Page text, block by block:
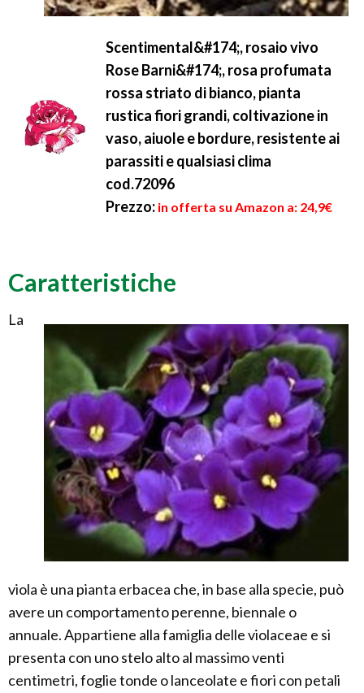
Scentimental&#174;, rosaio vivo
Rose Barni&#174;, rosa profumata
rossa striato di bianco, pianta
rustica fiori grandi, coltivazione in
vaso, aiuole e bordure, resistente ai
parassiti e qualsiasi clima
cod.72096
Prezzo: in offerta su Amazon a: 24,9€
Caratteristiche
La
viola è una pianta erbacea che, in base alla specie, può
avere un comportamento perenne, biennale o
annuale. Appartiene alla famiglia delle violaceae e si
presenta con uno stelo alto al massimo venti
centimetri, foglie tonde o lanceolate e fiori con petali